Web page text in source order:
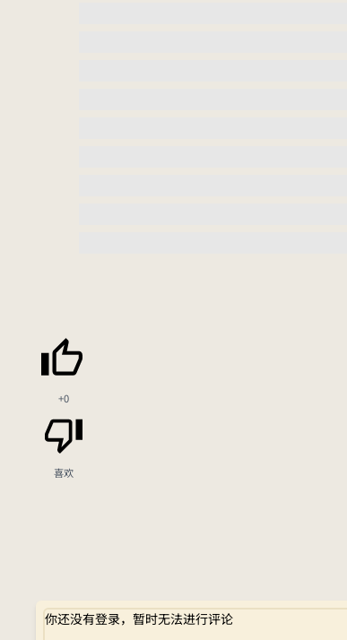
+0
喜欢
你还没有登录，暂时无法进行评论